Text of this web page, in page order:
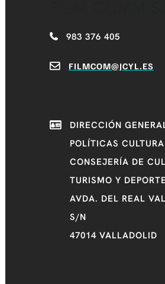
983 376 405
FILMCOM@JCYL.ES
DIRECCIÓN
POLÍTICAS
CONSEJERÍA DE
TURISMO Y DEPORTE
AVDA. DEL REAL
S/N
47014 VALLADOLID